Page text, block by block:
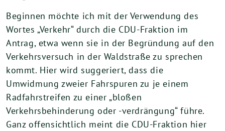
Beginnen möchte ich mit der Verwendung des
Wortes „Verkehr“ durch die CDU-Fraktion im
Antrag, etwa wenn sie in der Begründung auf den
Verkehrsversuch in der Waldstraße zu sprechen
kommt. Hier wird suggeriert, dass die
Umwidmung zweier Fahrspuren zu je einem
Radfahrstreifen zu einer „bloßen
Verkehrsbehinderung oder -verdrängung“ führe.
Ganz offensichtlich meint die CDU-Fraktion hier